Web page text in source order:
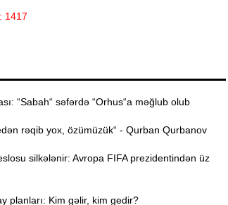
1417
“Sabah“ səfərdə “Orhus“a məğlub olub
rəqib yox, özümüzük“ - Qurban Qurbanov
silkələnir: Avropa FIFA prezidentindən üz
planları: Kim gəlir, kim gedir?